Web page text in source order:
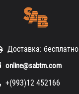
Доставка: бесплатно
online@sabtm.com
+(993)12 452166